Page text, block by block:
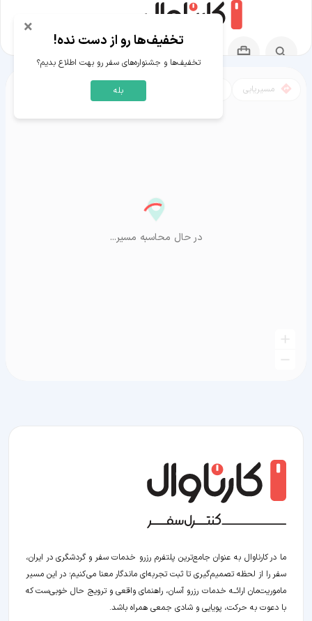
مسیریابی
در حال محاسبه مسیر...
ما در کارناوال به عنوان جامع‌ترین پلتفرم رزرو خدمات سفر و گردشگری در ایران،
سفر را از لحظه‌ تصمیم‌گیری تا ثبت تجربه‌ای ماندگار معنا می‌کنیم؛ در این مسیر‍
ماموریت‌مان اراﺋــﻪ خدمات رزرو آسان، راهنمای واقعی و ترویج حال خوبی‌ست که
با دعوت به حرکت، پویایی و شادی جمعی همراه باشد.
× تخفیف‌ها رو از دست نده!
تخفیف‌ها و جشنواره‌های سفر رو بهت اطلاع بدیم؟
بله